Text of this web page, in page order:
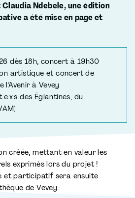
Ndebele, une édition
a été mise en page et
dès 18h, concert à 19h30
artistique et concert de
à Vevey
des Églantines, du
créée, mettant en valeur les
exprimés lors du projet !
et participatif sera ensuite
de Vevey.